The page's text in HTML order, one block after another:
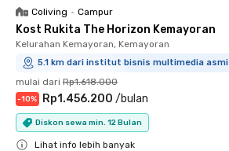
Coliving • Campur
Kost Rukita The Horizon Kemayoran
Kelurahan Kemayoran, Kemayoran
5.1 km dari institut bisnis multimedia asmi
mulai dari Rp1.618.000
-10% Rp1.456.200 /bulan
Diskon sewa min. 12 Bulan
Lihat info lebih banyak